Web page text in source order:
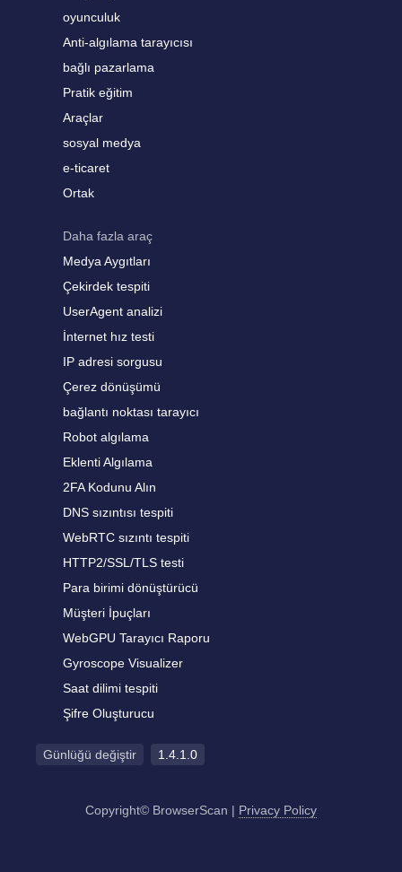
oyunculuk
Anti-algılama tarayıcısı
bağlı pazarlama
Pratik eğitim
Araçlar
sosyal medya
e-ticaret
Ortak
Daha fazla araç
Medya Aygıtları
Çekirdek tespiti
UserAgent analizi
İnternet hız testi
IP adresi sorgusu
Çerez dönüşümü
bağlantı noktası tarayıcı
Robot algılama
Eklenti Algılama
2FA Kodunu Alın
DNS sızıntısı tespiti
WebRTC sızıntı tespiti
HTTP2/SSL/TLS testi
Para birimi dönüştürücü
Müşteri İpuçları
WebGPU Tarayıcı Raporu
Gyroscope Visualizer
Saat dilimi tespiti
Şifre Oluşturucu
Günlüğü değiştir 1.4.1.0
Copyright© BrowserScan | Privacy Policy